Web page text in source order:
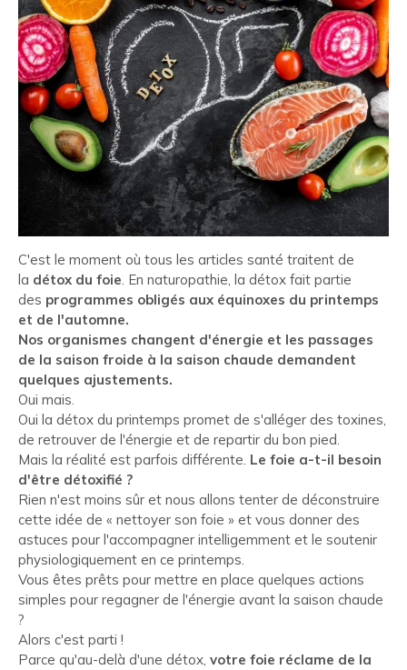
C'est le moment où tous les articles santé traitent de
la détox du foie. En naturopathie, la détox fait partie
des programmes obligés aux équinoxes du printemps
et de l'automne.
Nos organismes changent d'énergie et les passages
de la saison froide à la saison chaude demandent
quelques ajustements.
Oui mais.
Oui la détox du printemps promet de s'alléger des toxines,
de retrouver de l'énergie et de repartir du bon pied.
Mais la réalité est parfois différente. Le foie a-t-il besoin
d'être détoxifié ?
Rien n'est moins sûr et nous allons tenter de déconstruire
cette idée de « nettoyer son foie » et vous donner des
astuces pour l'accompagner intelligemment et le soutenir
physiologiquement en ce printemps.
Vous êtes prêts pour mettre en place quelques actions
simples pour regagner de l'énergie avant la saison chaude
?
Alors c'est parti !
Parce qu'au-delà d'une détox, votre foie réclame de la